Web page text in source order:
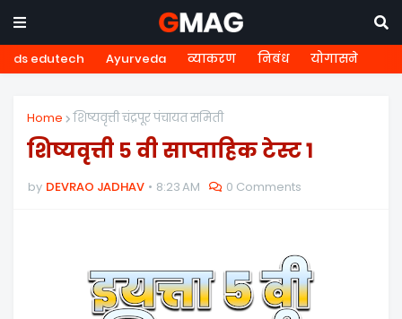
ds edutech Ayurveda व्याकरण निबंध योगासने
Home शिष्यवृत्ती चंद्रपूर पंचायत समिती
शिष्यवृत्ती ५ वी साप्ताहिक टेस्ट १
by DEVRAO JADHAV 8:23 AM 0 Comments